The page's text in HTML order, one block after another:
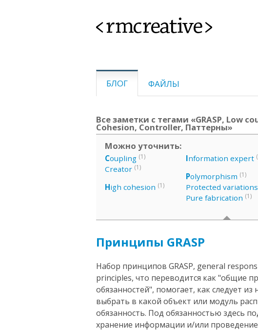
<rmcreative>
БЛОГ ФАЙЛЫ
Все заметки с тегами «GRASP, Low
Cohesion, Controller, Паттерны»
Можно уточнить:
Coupling (1)
Creator (1)
High cohesion (1)
Information expert
Polymorphism (1)
Protected variations
Pure fabrication (1)
Принципы GRASP
Набор принципов GRASP, general
principles, что переводится как "общие
обязанностей", помогает, как следует
выбрать в какой объект или модуль
обязанность. Под обязанностью здесь
хранение информации и/или проведение